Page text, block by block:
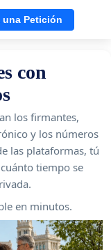
una Petición
con
los firmantes,
y los números
las plataformas, tú
tiempo se
en minutos.